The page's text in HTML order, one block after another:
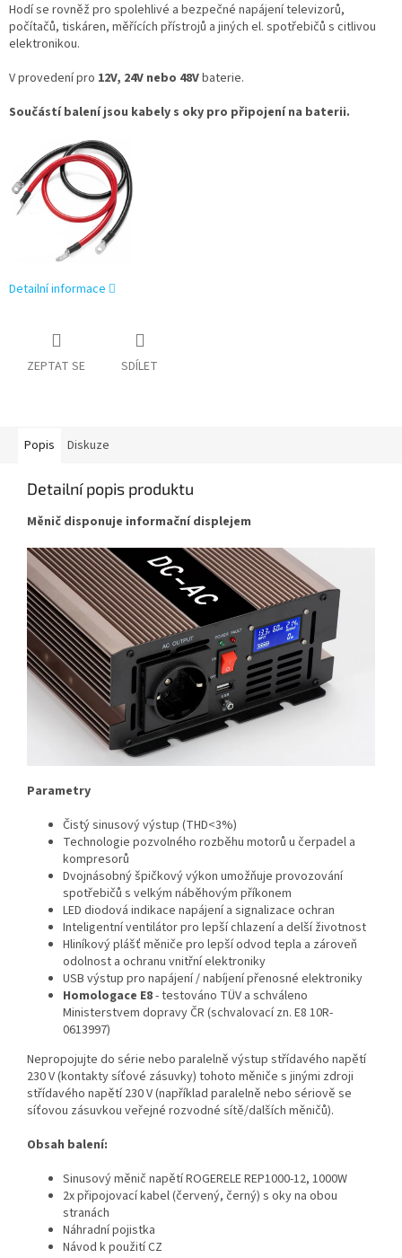
Hodí se rovněž pro spolehlivé a bezpečné napájení televizorů,
počítačů, tiskáren, měřících přístrojů a jiných el. spotřebičů s citlivou
elektronikou.
V provedení pro 12V, 24V nebo 48Vbaterie.
Součástí balení jsou kabely s oky pro připojení na baterii.
Detailní informace
ZEPTAT SE SDÍLET
Popis Diskuze
Detailní popis produktu
Měnič disponuje informační displejem
Parametry
Čistý sinusový výstup (THD<3%)
Technologie pozvolného rozběhu motorů u čerpadel a
kompresorů
Dvojnásobný špičkový výkon umožňuje provozování
spotřebičů s velkým náběhovým příkonem
LED diodová indikace napájení a signalizace ochran
Inteligentní ventilátor pro lepší chlazení a delší životnost
Hliníkový plášť měniče pro lepší odvod tepla a zároveň
odolnost a ochranu vnitřní elektroniky
USB výstup pro napájení / nabíjení přenosné elektroniky
Homologace E8- testováno TÜV a schváleno
Ministerstvem dopravy ČR (schvalovací zn. E8 10R-
0613997)
Nepropojujte do série nebo paralelně výstup střídavého napětí
230 V (kontakty síťové zásuvky) tohoto měniče s jinými zdroji
střídavého napětí 230 V (například paralelně nebo sériově se
síťovou zásuvkou veřejné rozvodné sítě/dalších měničů).
Obsah balení:
Sinusový měnič napětí ROGERELE REP1000-12, 1000W
2x připojovací kabel (červený, černý) s oky na obou
stranách
Náhradní pojistka
Návod k použití CZ